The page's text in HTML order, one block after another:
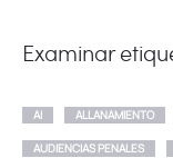
Examinar
AI ALLANAMIENTO
AUDIENCIAS PENALES